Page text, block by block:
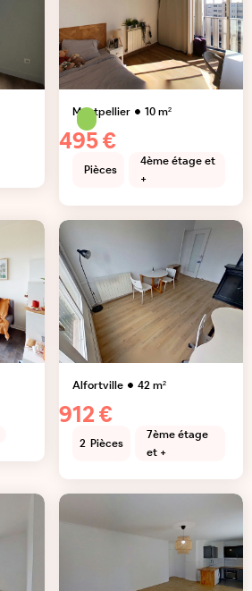
Montpellier 10m²
495 €
Pièces
4ème étage et
+
Alfortville 42m²
912 €
2 Pièces
7ème étage
et +